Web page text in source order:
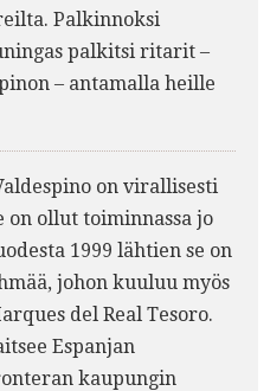
Palkinnoksi
palkitsi ritarit –
– antamalla heille
on virallisesti
on ollut toiminnassa jo
1999 lähtien se on
johon kuuluu myös
del Real Tesoro.
Espanjan
kaupungin